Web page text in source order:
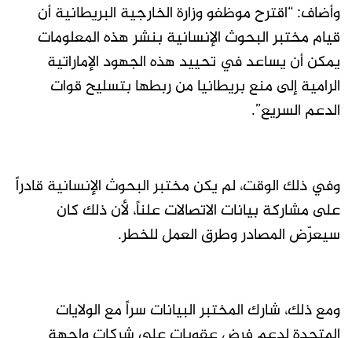
وأضاف: “اقترح موظفو وزارة الخارجية البريطانية أن
قيام مختبر البحوث الإنسانية بنشر هذه المعلومات
يمكن أن يساعد في تحييد هذه الجهود الإماراتية
الرامية إلى منع بريطانيا من ربطها بتسليح قوات
الدعم السريع”.
وفي ذلك الوقت، لم يكن مختبر البحوث الإنسانية قادراً
على مشاركة بيانات الاتصالات علناً، لأن ذلك كان
سيعرّض المصادر وطرق العمل للخطر.
ومع ذلك، شارك المختبر البيانات سراً مع الولايات